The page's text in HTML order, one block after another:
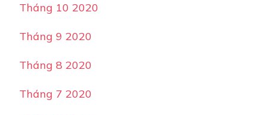
Tháng 10 2020
Tháng 9 2020
Tháng 8 2020
Tháng 7 2020